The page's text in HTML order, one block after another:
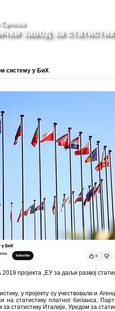
завод за
систему у БиХ
пројекта „ЕУ за даљи развој
у пројекту су учествовали и
на статистику платног биланса.
статистику Италије, Уредом за